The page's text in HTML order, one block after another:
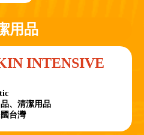
用品
INTENSIVE
、清潔用品
台灣